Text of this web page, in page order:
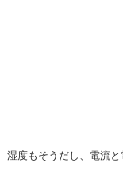
湿度もそうだし、電流と